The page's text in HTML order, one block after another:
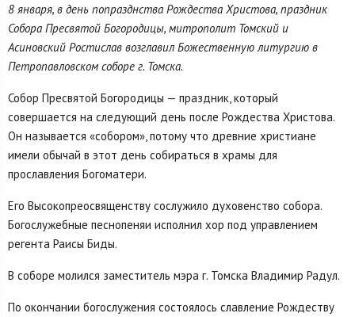
8 января, в день попразднства Рождества Христова, праздник
Собора Пресвятой Богородицы, митрополит Томский и
Асиновский Ростислав возглавил Божественную литургию в
Петропавловском соборе г. Томска.
Собор Пресвятой Богородицы — праздник, который
совершается на следующий день после Рождества Христова.
Он называется «собором», потому что древние христиане
имели обычай в этот день собираться в храмы для
прославления Богоматери.
Его Высокопреосвященству сослужило духовенство собора.
Богослужебные песнопеняи исполнил хор под управлением
регента Раисы Биды.
В соборе молился заместитель мэра г. Томска Владимир Радул.
По окончании богослужения состоялось славление Рождеству